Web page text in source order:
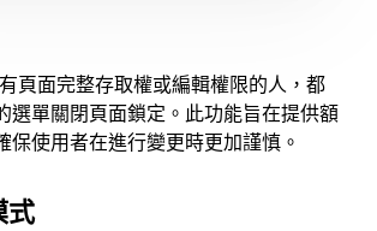
頁面完整存取權或編輯權限的人，都
選單關閉頁面鎖定。此功能旨在提供額
保使用者在進行變更時更加謹慎。
式